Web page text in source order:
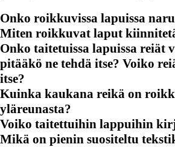
Onko roikkuvissa lapuissa
Miten roikkuvat laput
Onko taitetuissa lapuissa reiät
pitääkö ne tehdä itse? Voiko
itse?
Kuinka kaukana reikä on
yläreunasta?
Voiko taitettuihin lappuihin
Mikä on pienin suositeltu